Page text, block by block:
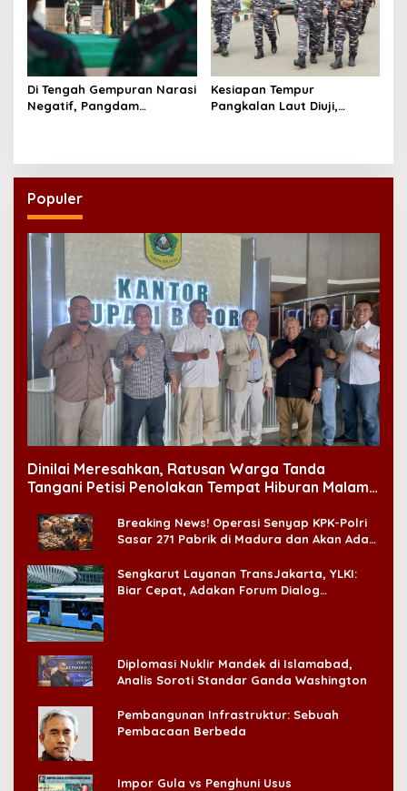
Di Tengah Gempuran Narasi
Negatif, Pangdam
Kesiapan Tempur
Pangkalan Laut Diuji,
Populer
Dinilai Meresahkan, Ratusan Warga Tanda
Tangani Petisi Penolakan Tempat Hiburan Malam
Breaking News! Operasi Senyap KPK-Polri
Sasar 271 Pabrik di Madura dan Akan Ada
Sengkarut Layanan TransJakarta, YLKI:
Biar Cepat, Adakan Forum Dialog
Diplomasi Nuklir Mandek di Islamabad,
Analis Soroti Standar Ganda Washington
Pembangunan Infrastruktur: Sebuah
Pembacaan Berbeda
Impor Gula vs Penghuni Usus